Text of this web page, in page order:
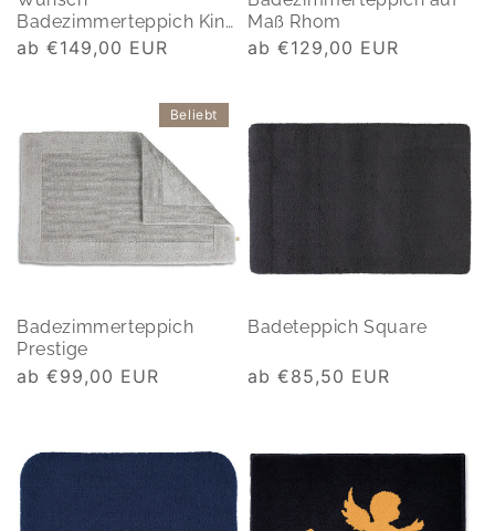
Badezimmerteppich King
& Queen
Normaler
ab €149,00 EUR
Maß Rhom
Normaler
ab €129,00 EUR
Badezimmerteppich
Prestige
Normaler
ab €99,00 EUR
Beliebt
Badeteppich Square
Normaler
ab €85,50 EUR